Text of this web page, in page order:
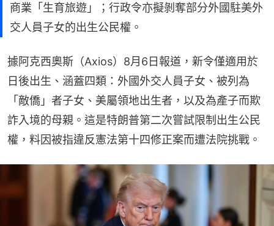
商業「生育旅遊」；行政令亦擬剝奪部分外國駐美外
交人員子女的出生公民權。
據阿克西奧斯（Axios）8月6日報道，新令僅適用於
日後出生、涵蓋四類：外國外交人員子女、被列為
「敵僑」者子女、美屬領地出生者，以及為產子而欺
詐入境的母親。這是特朗普第二次嘗試限制出生公民
權，料因被指違反憲法第十四修正案而遭法院挑戰。